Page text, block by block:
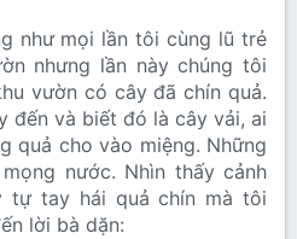
như mọi lần tôi cùng lũ trẻ
nhưng lần này chúng tôi
vườn có cây đã chín quả.
đến và biết đó là cây vải, ai
quả cho vào miệng. Những
nước. Nhìn thấy cảnh
tự tay hái quả chín mà tôi
lời bà dặn: